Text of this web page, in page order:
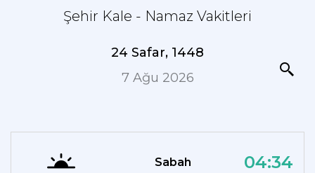
Şehir Kale - Namaz Vakitleri
24 Safar, 1448
7 Ağu 2026
Sabah 04:34